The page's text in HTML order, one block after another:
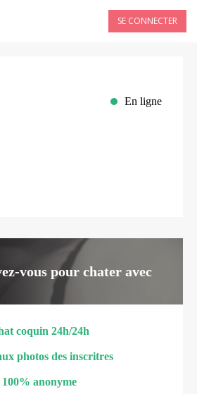
SE CONNECTER
En ligne
vous pour chater avec
coquin 24h/24h
photos des inscritres
100% anonyme